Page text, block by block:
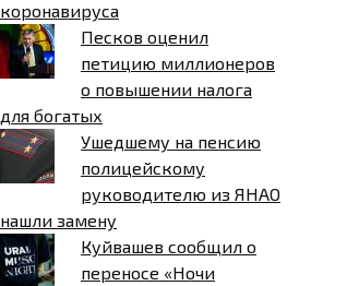
коронавируса
Песков оценил
петицию миллионеров
о повышении налога
для богатых
Ушедшему на пенсию
полицейскому
руководителю из ЯНАО
нашли замену
Куйвашев сообщил о
переносе «Ночи